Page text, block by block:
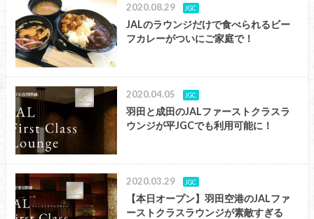
2020.08.29 JGC
JALのラウンジだけで食べられるビー
フカレーがついにご家庭で！
2020.04.05 JGC
羽田と成田のJALファーストクラスラ
ウンジが平JGCでも利用可能に！
2020.03.29 JGC
【本日オープン】羽田空港のJALファ
ーストクラスラウンジが素敵すぎる